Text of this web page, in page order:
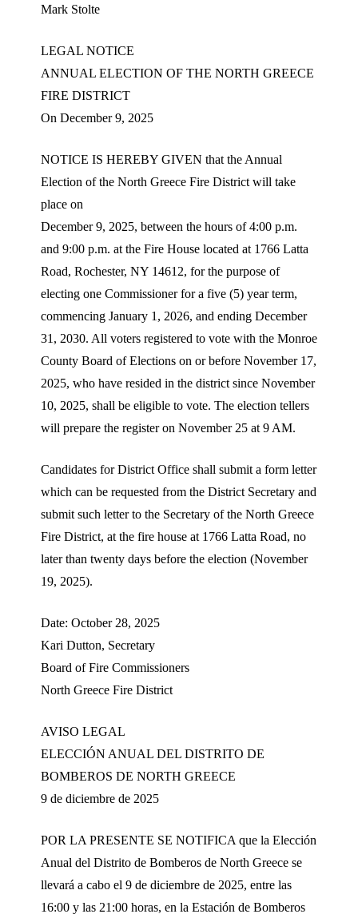
Mark Stolte
LEGAL NOTICE
ANNUAL ELECTION OF THE NORTH GREECE
FIRE DISTRICT
On December 9, 2025
NOTICE IS HEREBY GIVEN that the Annual
Election of the North Greece Fire District will take
place on
December 9, 2025, between the hours of 4:00 p.m.
and 9:00 p.m. at the Fire House located at 1766 Latta
Road, Rochester, NY 14612, for the purpose of
electing one Commissioner for a five (5) year term,
commencing January 1, 2026, and ending December
31, 2030. All voters registered to vote with the Monroe
County Board of Elections on or before November 17,
2025, who have resided in the district since November
10, 2025, shall be eligible to vote. The election tellers
will prepare the register on November 25 at 9 AM.
Candidates for District Office shall submit a form letter
which can be requested from the District Secretary and
submit such letter to the Secretary of the North Greece
Fire District, at the fire house at 1766 Latta Road, no
later than twenty days before the election (November
19, 2025).
Date: October 28, 2025
Kari Dutton, Secretary
Board of Fire Commissioners
North Greece Fire District
AVISO LEGAL
ELECCIÓN ANUAL DEL DISTRITO DE
BOMBEROS DE NORTH GREECE
9 de diciembre de 2025
POR LA PRESENTE SE NOTIFICA que la Elección
Anual del Distrito de Bomberos de North Greece se
llevará a cabo el 9 de diciembre de 2025, entre las
16:00 y las 21:00 horas, en la Estación de Bomberos